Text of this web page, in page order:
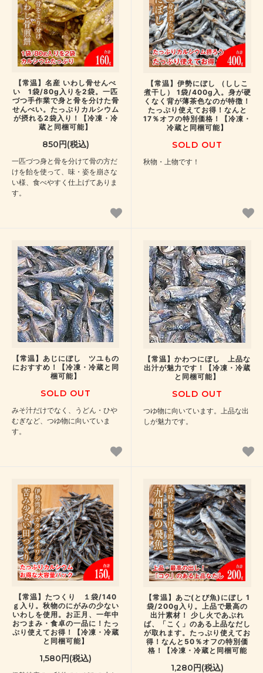
【常温】名産 いわし骨せんべ
い 1袋/80g入りを2袋。一匹
づつ手作業で身と骨を分けた骨
せんべい。たっぷりカルシウム
が摂れる2袋入り！【冷凍・冷
蔵と同梱可能】
850円(税込)
一匹づつ身と骨を分けて骨の方だ
けを飴を使って、味・姿を崩さな
い様、食べやすく仕上げてありま
す。
【常温】伊勢にぼし （ししこ
煮干し） 1袋/400g入。身が硬
くなく背が薄茶色なのが特徴！
たっぷり使えてお得！なんと
17％オフの特別価格！【冷凍・
冷蔵と同梱可能】
SOLD OUT
秋物・上物です！
【常温】あじにぼし ツユもの
におすすめ！【冷凍・冷蔵と同
梱可能】
SOLD OUT
みそ汁だけでなく、うどん・ひや
むぎなど、つゆ物に向いていま
す。
【常温】かわつにぼし 上品な
出汁が魅力です！【冷凍・冷蔵
と同梱可能】
SOLD OUT
つゆ物に向いています。上品な出
しが魅力です。
【常温】たつくり １袋/140
ｇ入り。秋物のにがみの少ない
いわしを使用。お正月、一年中
おつまみ・食卓の一品に！たっ
ぷり使えてお得！【冷凍・冷蔵
と同梱可能】
1,580円(税込)
【常温】あご(とび魚)にぼし 1
袋/200g入り。上品で最高の
出汁素材！ 少し火であぶれ
ば、「こく」のある上品なだし
が取れます。たっぷり使えてお
得！なんと50％オフの特別価
格！【冷凍・冷蔵と同梱可能
1,280円(税込)